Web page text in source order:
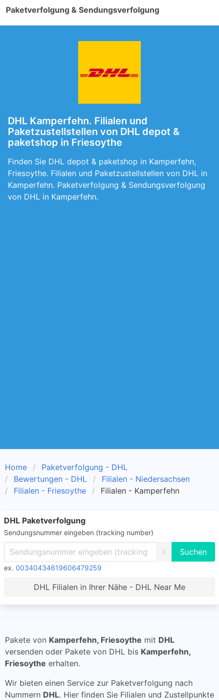
Paketverfolgung & Sendungsverfolgung
DHL Kamperfehn. Filialen und
Paketzustellstellen von DHL depot &
paketshop in Friesoythe
Finden Sie DHL depot & paketshop in Kamperfehn,
Friesoythe. Filialen und Paketzustellstellen von DHL in
Kamperfehn. Paketverfolgung & Sendungsverfolgung
von DHL in Kamperfehn.
Home
Paketverfolgung - DHL
Bewertungen - DHL
Filialen - Niedersachsen
Filialen - Friesoythe
Filialen - Kamperfehn
DHL Paketverfolgung
Sendungsnummer eingeben (tracking number)
X
ex. 00340434619606479259
DHL Filialen in Ihrer Nähe - DHL Near Me
Pakete von Kamperfehn, Friesoythe mit DHL
versenden oder Pakete von DHL bis Kamperfehn,
Friesoythe erhalten.
Wir bieten einen Service zur Paketverfolgung nach
Nummern DHL. Hier finden Sie Filialen und Zustellpunkte